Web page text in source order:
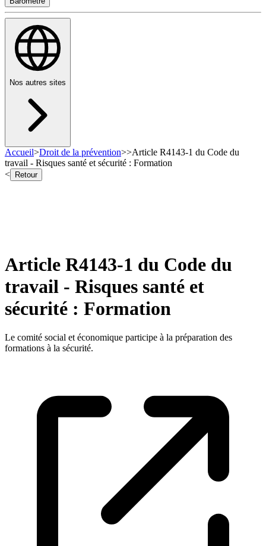
Nos autres sites
Accueil>Droit de la prévention>>Article R4143-1 du Code du
travail - Risques santé et sécurité : Formation
<
Retour
Article R4143-1 du Code du
travail - Risques santé et
sécurité : Formation
Le comité social et économique participe à la préparation des
formations à la sécurité.